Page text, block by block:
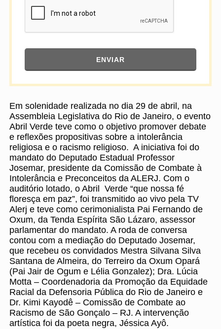
ENVIAR
Em solenidade realizada no dia 29 de abril, na
Assembleia Legislativa do Rio de Janeiro, o evento
Abril Verde teve como o objetivo promover debate
e reflexões propositivas sobre a intolerância
religiosa e o racismo religioso. A iniciativa foi do
mandato do Deputado Estadual Professor
Josemar, presidente da Comissão de Combate à
Intolerância e Preconceitos da ALERJ. Com o
auditório lotado, o Abril Verde “que nossa fé
floresça em paz”, foi transmitido ao vivo pela TV
Alerj e teve como cerimonialista Pai Fernando de
Oxum, da Tenda Espírita São Lázaro, assessor
parlamentar do mandato. A roda de conversa
contou com a mediação do Deputado Josemar,
que recebeu os convidados Mestra Silvana Silva
Santana de Almeira, do Terreiro da Oxum Opará
(Pai Jair de Ogum e Lélia Gonzalez); Dra. Lúcia
Motta – Coordenadoria da Promoção da Equidade
Racial da Defensoria Pública do Rio de Janeiro e
Dr. Kimi Kayodê – Comissão de Combate ao
Racismo de São Gonçalo – RJ. A intervenção
artística foi da poeta negra, Jéssica Ayô.